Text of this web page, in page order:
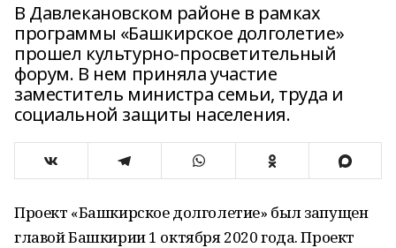
В Давлекановском районе в рамках
программы «Башкирское долголетие»
прошел культурно-просветительный
форум. В нем приняла участие
заместитель министра семьи, труда и
социальной защиты населения.
Проект «Башкирское долголетие» был запущен
главой Башкирии 1 октября 2020 года. Проект